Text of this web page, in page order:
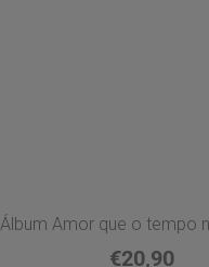
Álbum Amor que o tempo
€20,90